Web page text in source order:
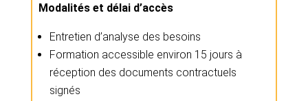
Modalités et délai d’accès
Entretien d’analyse des besoins
Formation accessible environ 15 jours à
réception des documents contractuels
signés